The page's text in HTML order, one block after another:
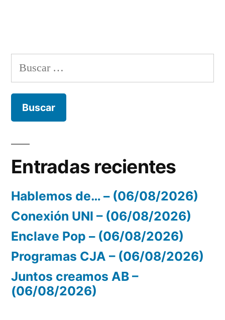
Buscar:
Entradas recientes
Hablemos de… – (06/08/2026)
Conexión UNI – (06/08/2026)
Enclave Pop – (06/08/2026)
Programas CJA – (06/08/2026)
Juntos creamos AB –
(06/08/2026)